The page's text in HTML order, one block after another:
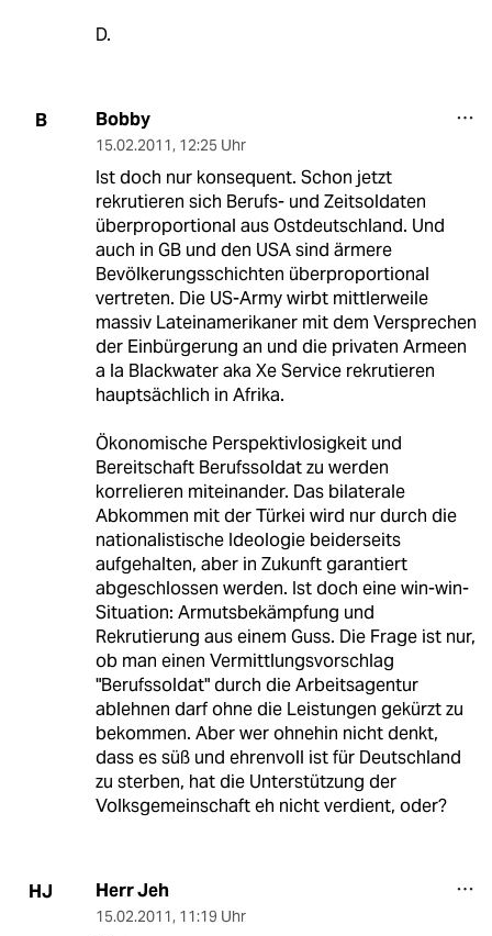
D.
B Bobby
15.02.2011, 12:25 Uhr
Ist doch nur konsequent. Schon jetzt
rekrutieren sich Berufs- und Zeitsoldaten
überproportional aus Ostdeutschland. Und
auch in GB und den USA sind ärmere
Bevölkerungsschichten überproportional
vertreten. Die US-Army wirbt mittlerweile
massiv Lateinamerikaner mit dem Versprechen
der Einbürgerung an und die privaten Armeen
a la Blackwater aka Xe Service rekrutieren
hauptsächlich in Afrika.
Ökonomische Perspektivlosigkeit und
Bereitschaft Berufssoldat zu werden
korrelieren miteinander. Das bilaterale
Abkommen mit der Türkei wird nur durch die
nationalistische Ideologie beiderseits
aufgehalten, aber in Zukunft garantiert
abgeschlossen werden. Ist doch eine win-win-
Situation: Armutsbekämpfung und
Rekrutierung aus einem Guss. Die Frage ist nur,
ob man einen Vermittlungsvorschlag
"Berufssoldat" durch die Arbeitsagentur
ablehnen darf ohne die Leistungen gekürzt zu
bekommen. Aber wer ohnehin nicht denkt,
dass es süß und ehrenvoll ist für Deutschland
zu sterben, hat die Unterstützung der
Volksgemeinschaft eh nicht verdient, oder?
HJ Herr Jeh
15.02.2011, 11:19 Uhr